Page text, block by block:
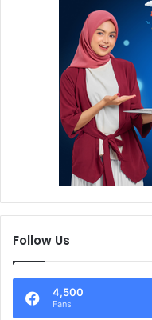
Follow Us
4,500
Fans